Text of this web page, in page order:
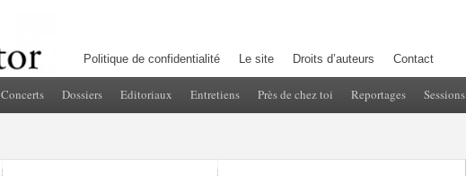
Politique de confidentialité Le site Droits d’auteurs Contact
Concerts Dossiers Editoriaux Entretiens Près de chez toi Reportages Sessions